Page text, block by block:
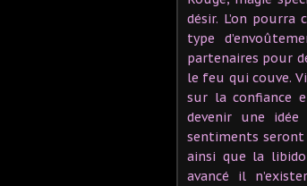
désir. L’on
type
partenaires pour
le feu qui couve.
sur la confiance
devenir une
sentiments seront
ainsi que la
avancé il